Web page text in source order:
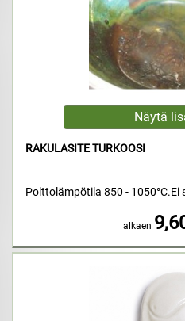
RAKULASITE TURKOOSI
Polttolämpötila 850 -
alkaen